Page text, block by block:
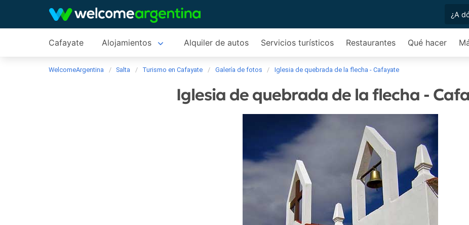
Cafayate Alojamientos Alquiler de autos Servicios turísticos Restaurantes Qué hacer
WelcomeArgentina Salta Turismo en Cafayate Galería de fotos Iglesia de quebrada de la flecha - Cafayate
Iglesia de quebrada de la flecha -